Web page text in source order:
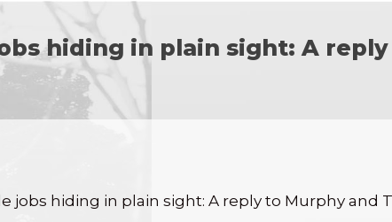
hiding in plain sight: A
jobs hiding in plain sight: A reply to Murphy and